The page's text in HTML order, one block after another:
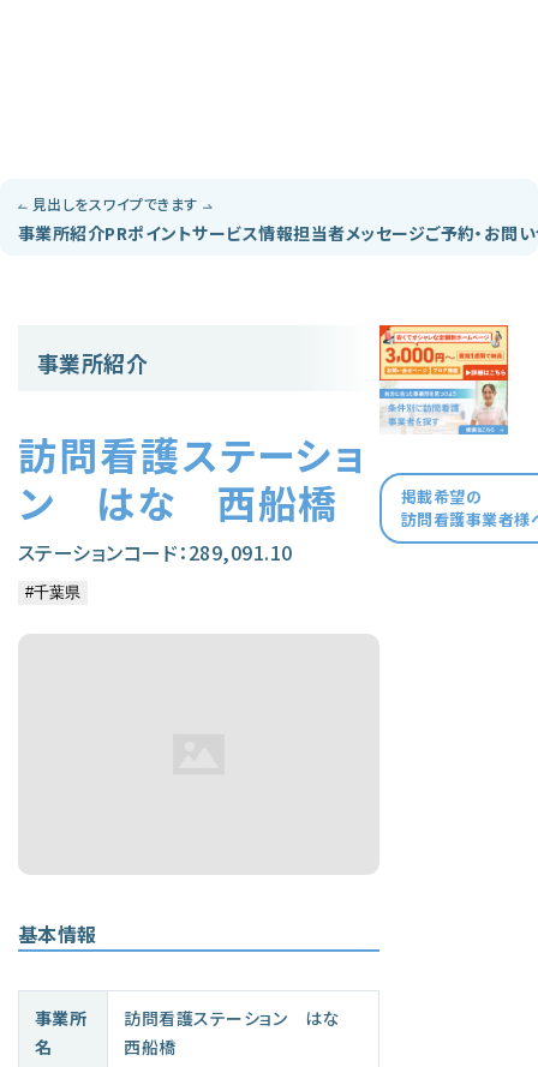
見出しをスワイプできます
事業所紹介PRポイントサービス情報担当者メッセージご予約・お問
事業所紹介
訪問看護ステーショ
ン はな 西船橋
ステーションコード：289,091.10
基本情報
事業所
名
訪問看護ステーション はな
西船橋
掲載希望の
訪問看護事業者様